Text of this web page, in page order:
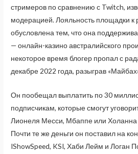
стримеров по сравнению с Twitch,
модерацией. Лояльность площадки к
обусловлена тем, что она
— онлайн-казино австралийского
некоторое время блогер пропал с
декабре 2022 года, разыграв
Он пообещал выплатить по 30
подписчикам, которые смогут
Лионеля Месси, Мбаппе или Холанна
Почти те же деньги он поставил на
IShowSpeed, KSI, Хаби Лейм и Логан